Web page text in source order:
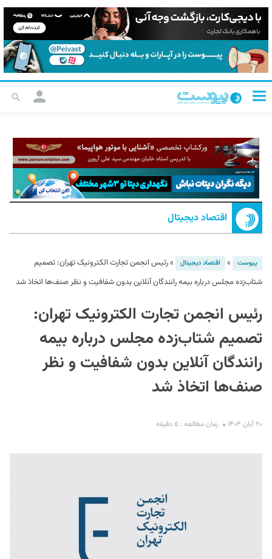
اقتصاد دیجیتال
پیوست » اقتصاد دیجیتال »رئیس انجمن تجارت الکترونیک تهران: تصمیم
شتاب‌زده مجلس درباره بیمه رانندگان آنلاین بدون شفافیت و نظر صنف‌ها اتخاذ شد
رئیس انجمن تجارت الکترونیک تهران:
تصمیم شتاب‌زده مجلس درباره بیمه
رانندگان آنلاین بدون شفافیت و نظر
صنف‌ها اتخاذ شد
۲۰ آبان ۱۴۰۴ زمان مطالعه : ۵ دقیقه